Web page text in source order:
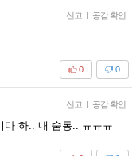
신고 | 공감 확인
0
0
신고 | 공감 확인
다 하.. 내 숨통.. ㅠㅠㅠ